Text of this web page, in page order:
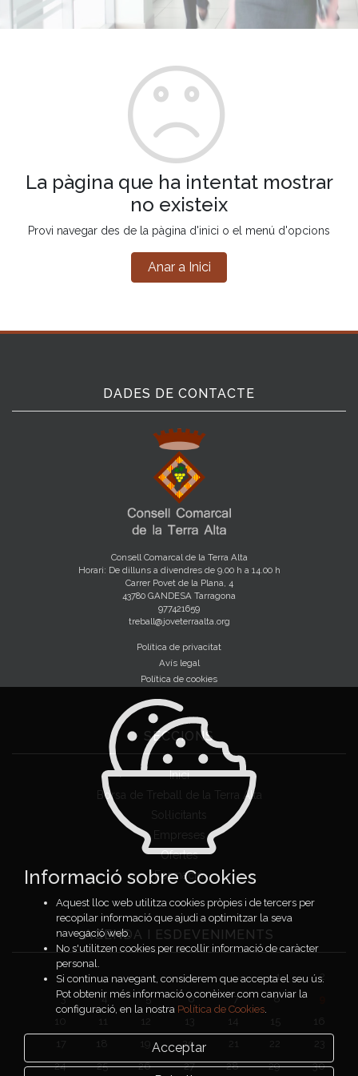
La pàgina que ha intentat mostrar
no existeix
Provi navegar des de la pàgina d'inici o el menú d'opcions
Anar a Inici
DADES DE CONTACTE
Consell Comarcal de la Terra Alta
Horari: De dilluns a divendres de 9.00 h a 14.00 h
Carrer Povet de la Plana, 4
43780 GANDESA Tarragona
977421659
treball@joveterraalta.org
Política de privacitat
Avís legal
Política de cookies
SECCIONS
Inici
Borsa de Treball de la Terra Alta
Sol·licitants
Empreses
Ofertes
Formació
AGENDA I ESDEVENIMENTS
1
2
3
4 5 6 7 8
10
11 12 13 14 15
16
17
18 19 20 21
23
24
25 26 27 28 29 30
Informació sobre Cookies
Aquest lloc web utilitza cookies pròpies i de tercers per
recopilar informació que ajudi a optimitzar la seva
navegació web.
No s'utilitzen cookies per recollir informació de caràcter
personal.
Si continua navegant, considerem que accepta el seu ús.
Pot obtenir més informació o conèixer com canviar la
configuració, en la nostra Política de Cookies.
Acceptar